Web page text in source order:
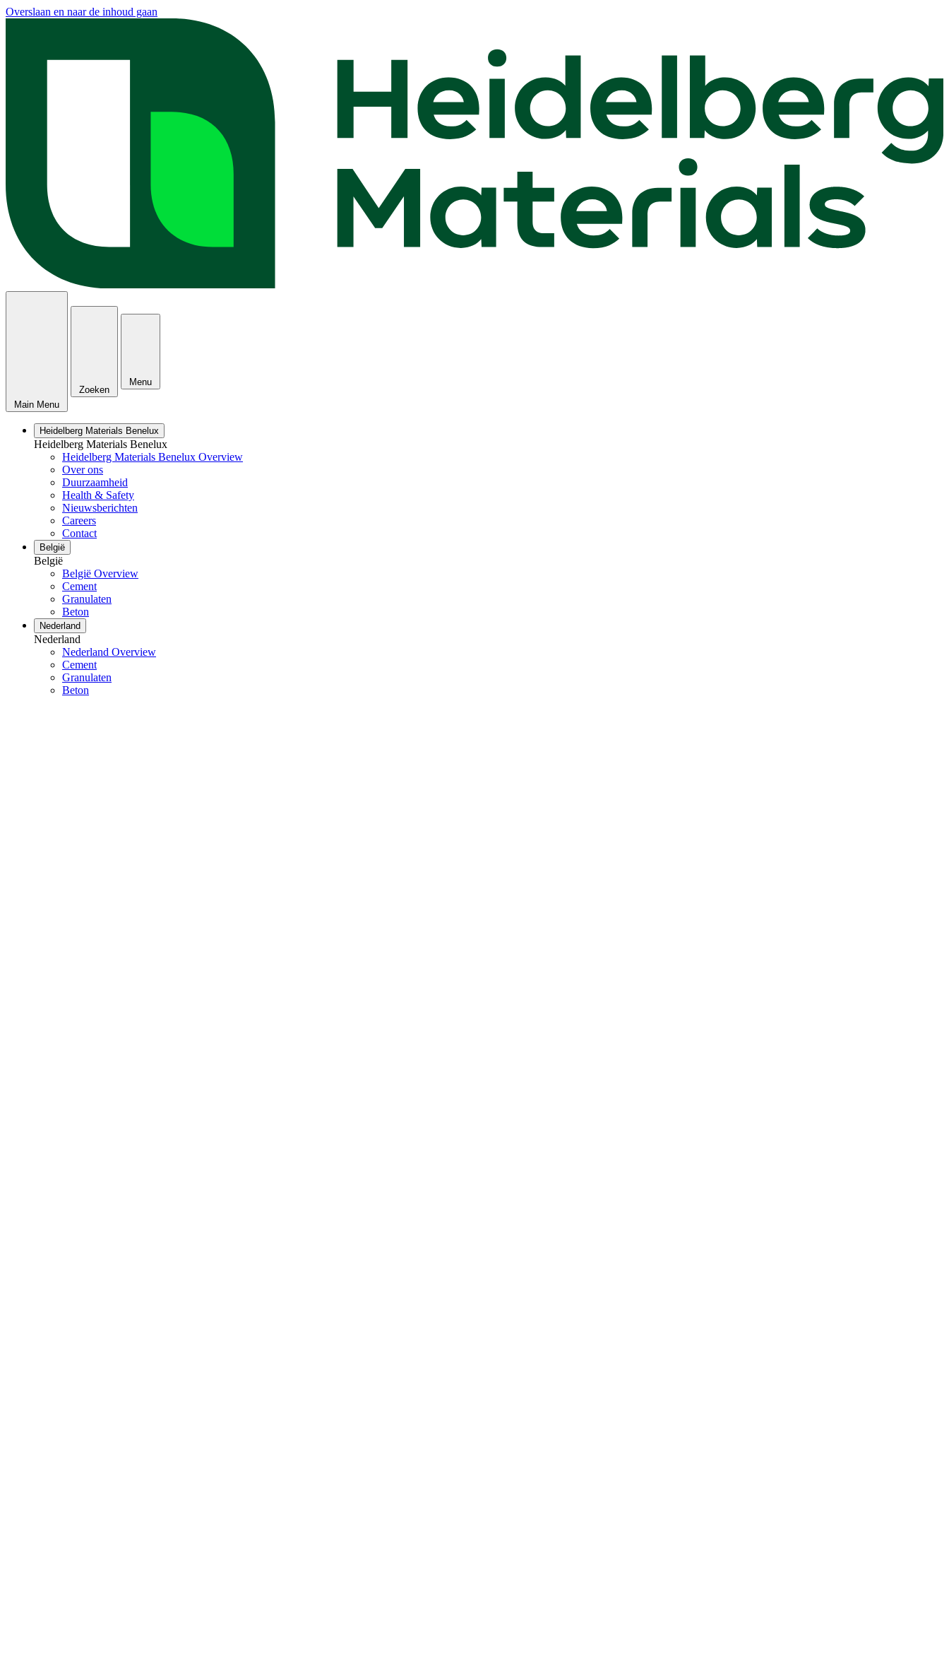
Overslaan en naar de inhoud gaan
Main Menu
Zoeken
Menu
Heidelberg Materials Benelux
Heidelberg Materials Benelux
Heidelberg Materials Benelux Overview
Over ons
Duurzaamheid
Health & Safety
Nieuwsberichten
Careers
Contact
België
België
België Overview
Cement
Granulaten
Beton
Nederland
Nederland
Nederland Overview
Cement
Granulaten
Beton